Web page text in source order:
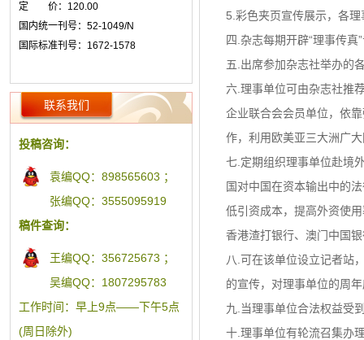
定 价：120.00
国内统一刊号：52-1049/N
国际标准刊号：1672-1578
联系我们
投稿咨询：
袁编QQ：898565603 ；
张编QQ：3555095919
稿件查询：
王编QQ：356725673 ；
吴编QQ：1807295783
工作时间：早上9点——下午5点
(周日除外)
5.彩色夹页宣传展示，各
四.杂志每期开辟“理事传
五.出席参加杂志社举办的
六.理事单位可由杂志社推
企业联合会会员单位，依
作，利用欧美亚三大洲广
七.定期组织理事单位赴境
国对中国在资本输出中的
低引资成本，提高外资使
香港渣打银行、澳门中国
八.可在该单位设立记者站
的宣传，对理事单位的周
九.当理事单位合法权益受
十.理事单位有轮流召集办